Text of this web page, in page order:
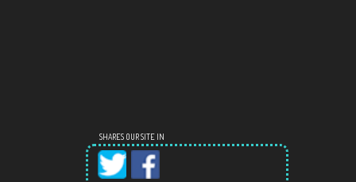
SHARES OUR SITE IN